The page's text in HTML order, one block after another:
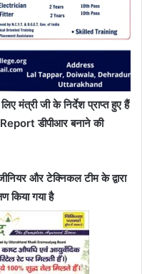
मंत्री जी के निर्देश प्राप्त हुए हैं
डीपीआर बनाने की
और टेक्निकल टीम के द्वारा
किया गया है